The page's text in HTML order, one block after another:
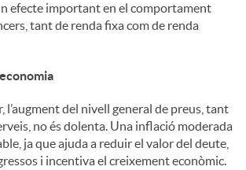
efecte important en el comportament
tant de renda fixa com de renda
l’augment del nivell general de preus, tant
no és dolenta. Una inflació moderada
ja que ajuda a reduir el valor del deute,
i incentiva el creixement econòmic.